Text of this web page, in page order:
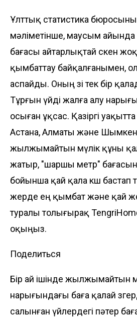
Ұлттық статистика
мәліметінше, маусым айында
бағасы айтарлықтай өскен
қымбаттау байқалғанымен,
аспайды. Оның өзі тек бір
Тұрғын үйді жалға алу
осыған ұқсас. Қазіргі
Астана, Алматы және
жылжымайтын мүлік құны
жатыр, "шаршы метр"
бойынша қай қала көш бастап
жерде ең қымбат және қай
туралы толығырақ
оқыңыз.
Поделиться
Бір ай ішінде жылжымайтын
нарығындағы баға қалай
салынған үйлердегі пәтер